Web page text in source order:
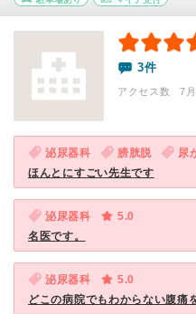
3件
アクセス数 7
泌尿器科 膀胱脱 尿
ほんとにすごい先生です
泌尿器科
5.0
名医です。
泌尿器科
5.0
どこの病院でもわからない腹痛